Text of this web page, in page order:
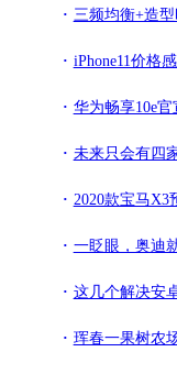
三频均衡+造型时尚，
iPhone11价格感人，5999
华为畅享10e官宣
未来只会有四家快递公司
2020款宝马X3预计春
一眨眼，奥迪
这几个解决安卓手机卡
珲春一果树农场负责人陈